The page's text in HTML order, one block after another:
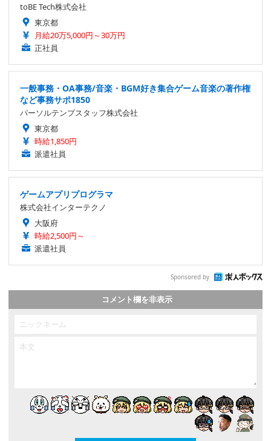
toBE Tech株式会社
東京都
月給20万5,000円～30万円
正社員
一般事務・OA事務/音楽・BGM好き集合ゲーム音楽の著作権
など事務サポ1850
パーソルテンプスタッフ株式会社
東京都
時給1,850円
派遣社員
ゲームアプリプログラマ
株式会社インターテクノ
大阪府
時給2,500円～
派遣社員
Sponsored by
コメント欄を非表示